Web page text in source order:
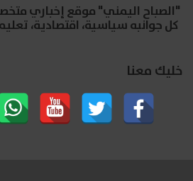
"الصباح اليمني" موقع إخباري
كل جوانبه سياسية، اقتصادية،
خليك معنا